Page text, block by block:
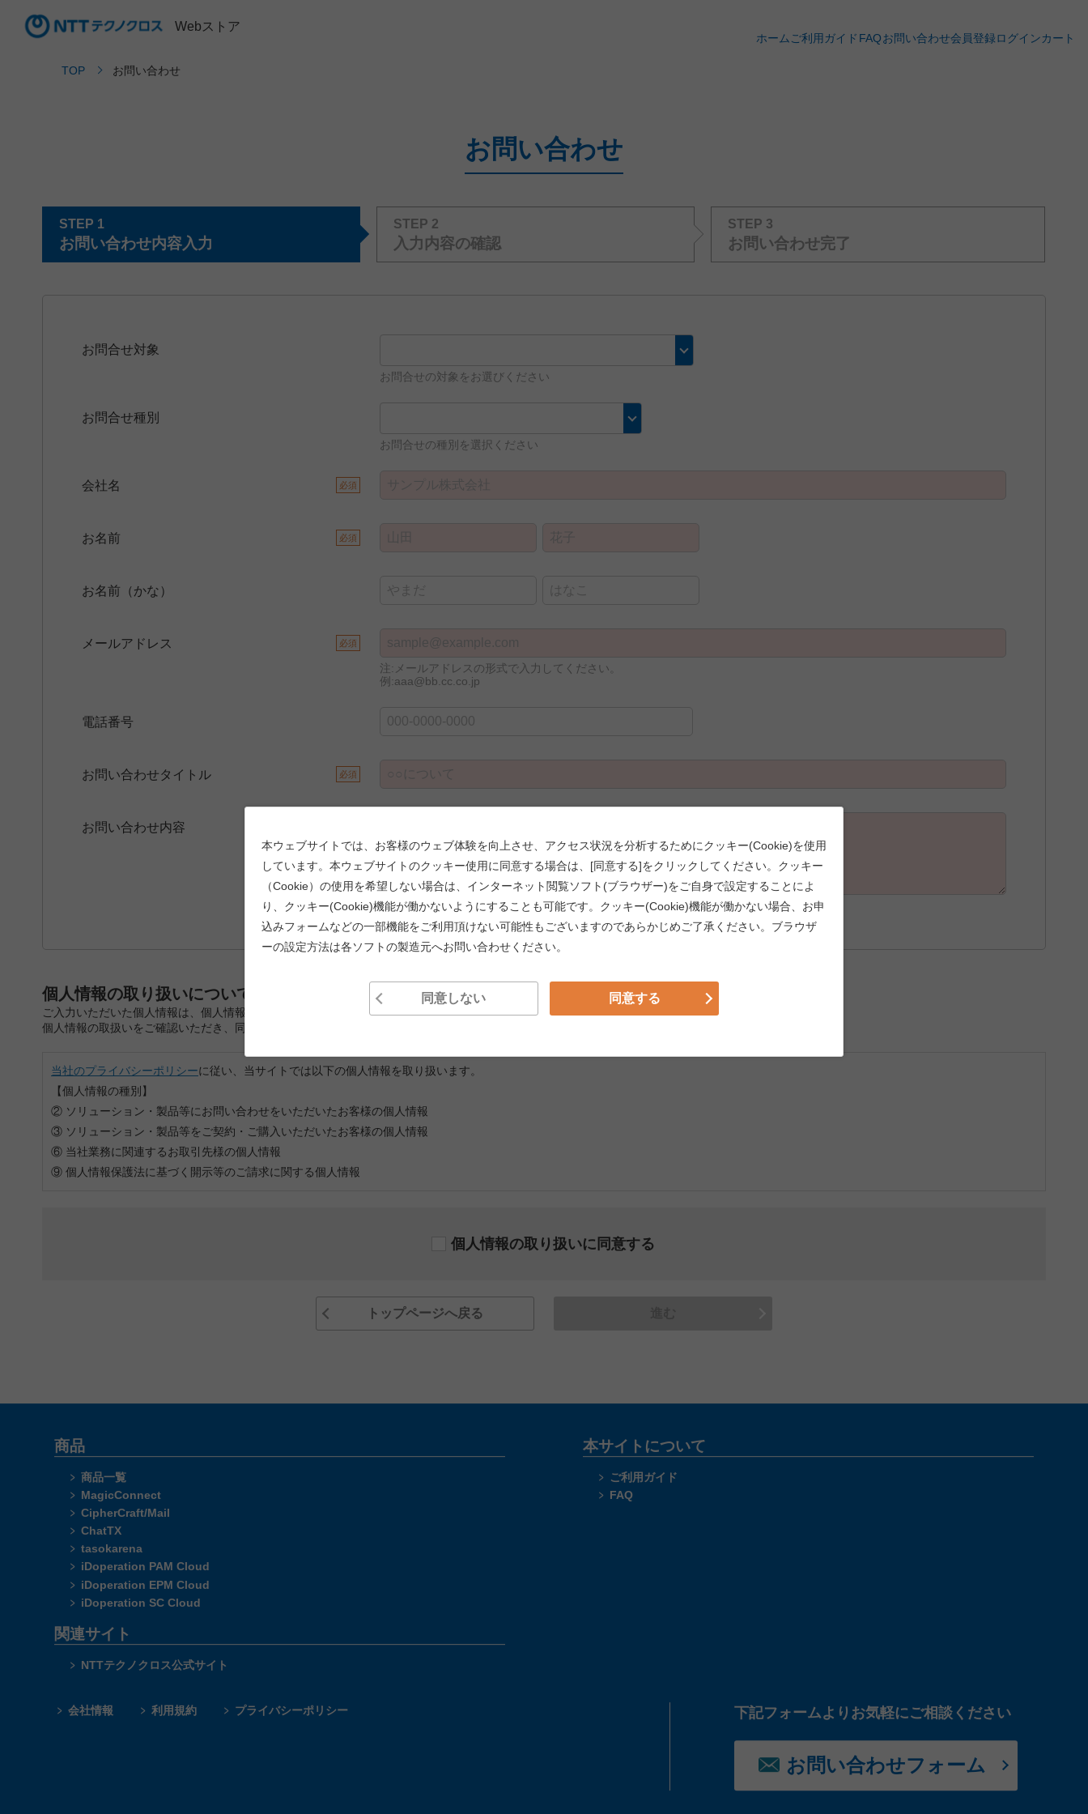
Webストア
ホーム ご利用ガイド FAQ お問い合わせ会員登録 ログイン カート
TOP お問い合わせ
お問い合わせ
STEP 1
お問い合わせ内容入力
STEP 2
入力内容の確認
STEP 3
お問い合わせ完了
お問合せ対象
お問合せの対象をお選びください
お問合せ種別
お問合せの種別を選択ください
会社名 必須
お名前 必須
お名前（かな）
メールアドレス 必須
注:メールアドレスの形式で入力してください。
例:aaa@bb.cc.co.jp
電話番号
お問い合わせタイトル 必須
お問い合わせ内容
個人情報の取り扱いについての確認
ご入力いただいた個人情報は、個人情報保護方針に基づき取り扱わせていただきます。
個人情報の取扱いをご確認いただき、同意いただける場合のみ送信してください。
当社のプライバシーポリシーに従い、当サイトでは以下の個人情報を取り扱います。
【個人情報の種別】
② ソリューション・製品等にお問い合わせをいただいたお客様の個人情報
③ ソリューション・製品等をご契約・ご購入いただいたお客様の個人情報
⑥ 当社業務に関連するお取引先様の個人情報
⑨ 個人情報保護法に基づく開示等のご請求に関する個人情報
個人情報の取り扱いに同意する
トップページへ戻る
本ウェブサイトでは、お客様のウェブ体験を向上させ、アクセス状況を分析するためにクッキー(Cookie)を使用
しています。本ウェブサイトのクッキー使用に同意する場合は、[同意する]をクリックしてください。クッキー
（Cookie）の使用を希望しない場合は、インターネット閲覧ソフト(ブラウザー)をご自身で設定することによ
り、クッキー(Cookie)機能が働かないようにすることも可能です。クッキー(Cookie)機能が働かない場合、お申
込みフォームなどの一部機能をご利用頂けない可能性もございますのであらかじめご了承ください。ブラウザ
ーの設定方法は各ソフトの製造元へお問い合わせください。
同意しない 同意する
商品
商品一覧
MagicConnect
CipherCraft/Mail
ChatTX
tasokarena
iDoperation PAM Cloud
iDoperation EPM Cloud
iDoperation SC Cloud
関連サイト
NTTテクノクロス公式サイト
本サイトについて
ご利用ガイド
FAQ
下記フォームよりお気軽にご相談ください
お問い合わせフォーム
会社情報 利用規約 プライバシーポリシー